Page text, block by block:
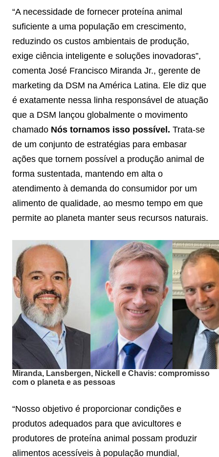
“A necessidade de fornecer proteína animal
suficiente a uma população em crescimento,
reduzindo os custos ambientais de produção,
exige ciência inteligente e soluções inovadoras”,
comenta José Francisco Miranda Jr., gerente de
marketing da DSM na América Latina. Ele diz que
é exatamente nessa linha responsável de atuação
que a DSM lançou globalmente o movimento
chamado Nós tornamos isso possível. Trata-se
de um conjunto de estratégias para embasar
ações que tornem possível a produção animal de
forma sustentada, mantendo em alta o
atendimento à demanda do consumidor por um
alimento de qualidade, ao mesmo tempo em que
permite ao planeta manter seus recursos naturais.
Miranda, Lansbergen, Nickell e Chavis: compromisso
com o planeta e as pessoas
“Nosso objetivo é proporcionar condições e
produtos adequados para que avicultores e
produtores de proteína animal possam produzir
alimentos acessíveis à população mundial,